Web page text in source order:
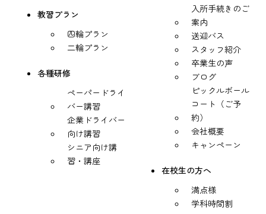
教習プラン
四輪プラン
二輪プラン
各種研修
ペーパードライ
バー講習
企業ドライバー
向け講習
シニア向け講
習・講座
入所手続きのご
案内
送迎バス
スタッフ紹介
卒業生の声
ブログ
ピックルボール
コート（ご予
約）
会社概要
キャンペーン
在校生の方へ
満点様
学科時間割